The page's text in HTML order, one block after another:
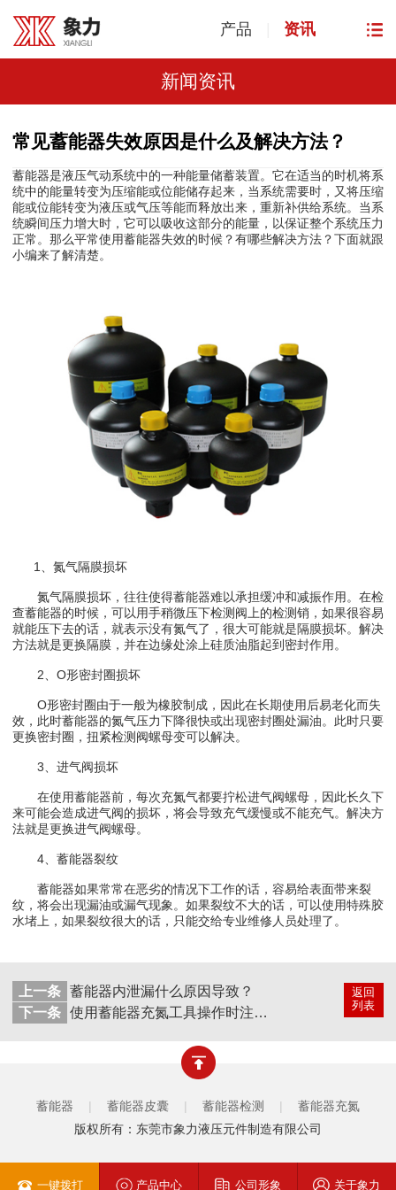
产品 资讯
新闻资讯
常见蓄能器失效原因是什么及解决方法？
蓄能器是液压气动系统中的一种能量储蓄装置。它在适当的时机将系
统中的能量转变为压缩能或位能储存起来，当系统需要时，又将压缩
能或位能转变为液压或气压等能而释放出来，重新补供给系统。当系
统瞬间压力增大时，它可以吸收这部分的能量，以保证整个系统压力
正常。那么平常使用蓄能器失效的时候？有哪些解决方法？下面就跟
小编来了解清楚。
1、氮气隔膜损坏
氮气隔膜损坏，往往使得蓄能器难以承担缓冲和减振作用。在检
查蓄能器的时候，可以用手稍微压下检测阀上的检测销，如果很容易
就能压下去的话，就表示没有氮气了，很大可能就是隔膜损坏。解决
方法就是更换隔膜，并在边缘处涂上硅质油脂起到密封作用。
2、O形密封圈损坏
O形密封圈由于一般为橡胶制成，因此在长期使用后易老化而失
效，此时蓄能器的氮气压力下降很快或出现密封圈处漏油。此时只要
更换密封圈，扭紧检测阀螺母变可以解决。
3、进气阀损坏
在使用蓄能器前，每次充氮气都要拧松进气阀螺母，因此长久下
来可能会造成进气阀的损坏，将会导致充气缓慢或不能充气。解决方
法就是更换进气阀螺母。
4、蓄能器裂纹
蓄能器如果常常在恶劣的情况下工作的话，容易给表面带来裂
纹，将会出现漏油或漏气现象。如果裂纹不大的话，可以使用特殊胶
水堵上，如果裂纹很大的话，只能交给专业维修人员处理了。
返回
列表
上一条 蓄能器内泄漏什么原因导致？
下一条
使用蓄能器充氮工具操作时注意哪些？
蓄能器 | 蓄能器皮囊 | 蓄能器检测 |
蓄能器充氮
版权所有：东莞市象力液压元件制造有限公司
一键拨打 产品中心 公司形象 关于象力